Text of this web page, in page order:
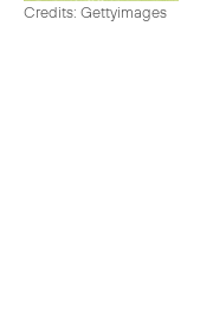
Credits: Gettyimages